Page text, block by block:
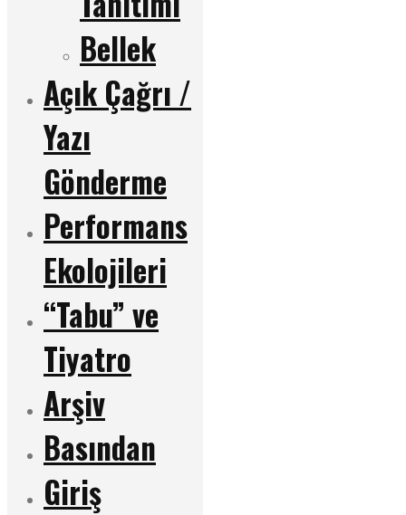
Bellek
Açık Çağrı /
Yazı
Gönderme
Performans
Ekolojileri
“Tabu” ve
Tiyatro
Arşiv
Basından
Giriş